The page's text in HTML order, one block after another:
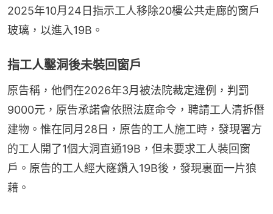
2025年10月24日指示工人移除20樓公共走廊的窗戶
玻璃，以進入19B。
指工人鑿洞後未裝回窗戶
原告稱，他們在2026年3月被法院裁定違例，判罰
9000元，原告承諾會依照法庭命令，聘請工人清拆僭
建物。惟在同月28日，原告的工人施工時，發現署方
的工人開了1個大洞直通19B，但未要求工人裝回窗
戶。原告的工人經大窿鑽入19B後，發現裏面一片狼
藉。